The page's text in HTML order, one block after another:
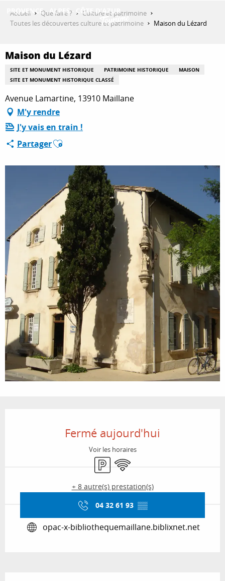
QUE FAIRE ?
SÉJOURNER
ESPACE PRO
Accueil Que faire ?
Culture et patrimoine
Toutes les découvertes culture et patrimoine
Maison du Lézard
Maison du Lézard
SITE ET MONUMENT HISTORIQUE PATRIMOINE HISTORIQUE
MAISON
SITE ET MONUMENT HISTORIQUE CLASSÉ
Avenue Lamartine, 13910 Maillane
M'y rendre
J'y vais en train !
PartagerAjouter aux favoris
Fermé aujourd'hui
Voir les horaires
ParkingWiFi
+ 8 autre(s) prestation(s)
04 32 61 93 ▒▒
opac-x-bibliothequemaillane.biblixnet.net